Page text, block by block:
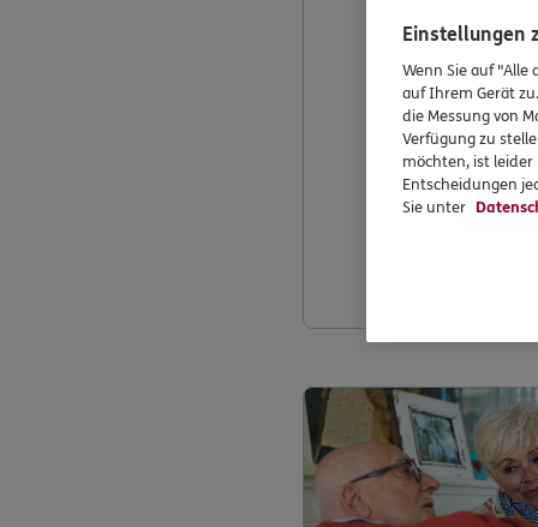
Einstellungen
Wenn Sie auf "Alle
auf Ihrem Gerät
die Messung von
Verfügung zu
möchten, ist leider
Entscheidungen
Sie unter